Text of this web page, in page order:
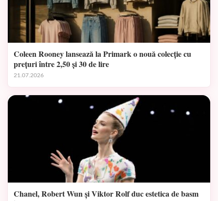
Coleen Rooney lansează la Primark o nouă colecție cu
prețuri între 2,50 și 30 de lire
21.07.2026
Chanel, Robert Wun și Viktor Rolf duc estetica de basm